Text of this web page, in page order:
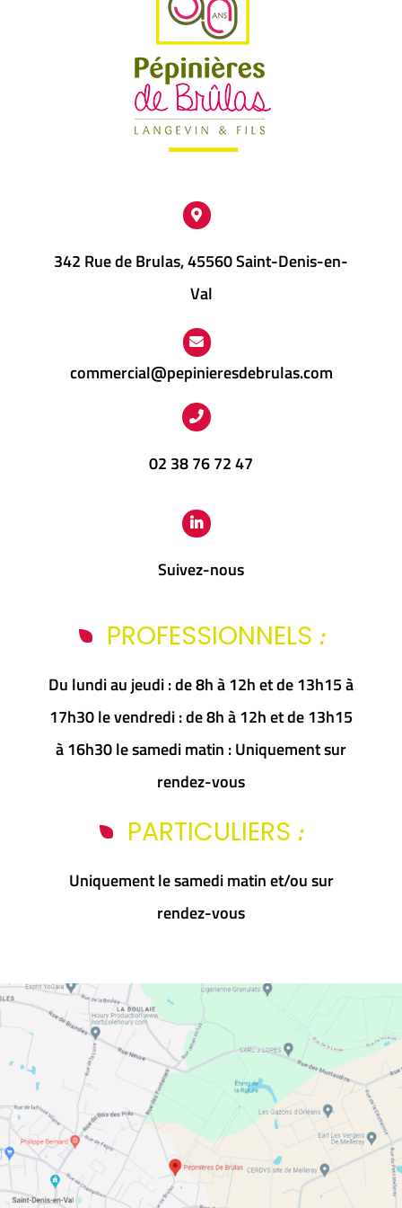
342 Rue de Brulas, 45560 Saint-Denis-en-
Val
commercial@pepinieresdebrulas.com
02 38 76 72 47
Suivez-nous
PROFESSIONNELS :
Du lundi au jeudi : de 8h à 12h et de 13h15 à
17h30 le vendredi : de 8h à 12h et de 13h15
à 16h30 le samedi matin : Uniquement sur
rendez-vous
PARTICULIERS :
Uniquement le samedi matin et/ou sur
rendez-vous